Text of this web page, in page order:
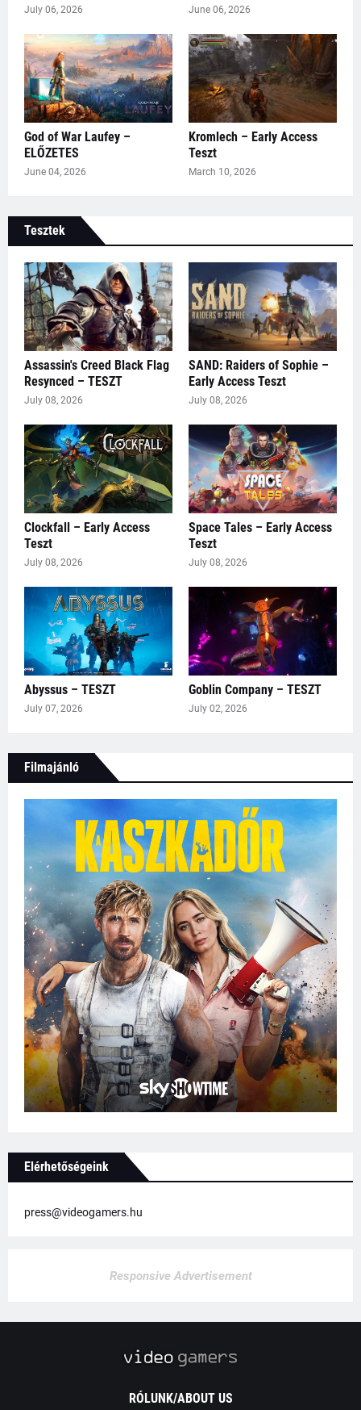
July 06, 2026 June 06, 2026
God of War Laufey –
ELŐZETES
June 04, 2026
Kromlech – Early Access
Teszt
March 10, 2026
Tesztek
Assassin's Creed Black Flag
Resynced – TESZT
July 08, 2026
SAND: Raiders of Sophie –
Early Access Teszt
July 08, 2026
Clockfall – Early Access
Teszt
July 08, 2026
Space Tales – Early Access
Teszt
July 08, 2026
Abyssus – TESZT
July 07, 2026
Goblin Company – TESZT
July 02, 2026
Filmajánló
Elérhetőségeink
press@videogamers.hu
Responsive Advertisement
RÓLUNK/ABOUT US